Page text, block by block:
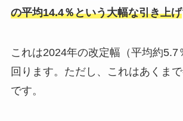
の平均14.4％という大幅な引き上げ
これは2024年の改定幅（平均約5.7
回ります。ただし、これはあくま
です。